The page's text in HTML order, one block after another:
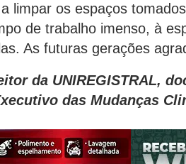
limpar os espaços
de trabalho imenso, à
As futuras gerações
da UNIREGISTRAL,
das Mudanças